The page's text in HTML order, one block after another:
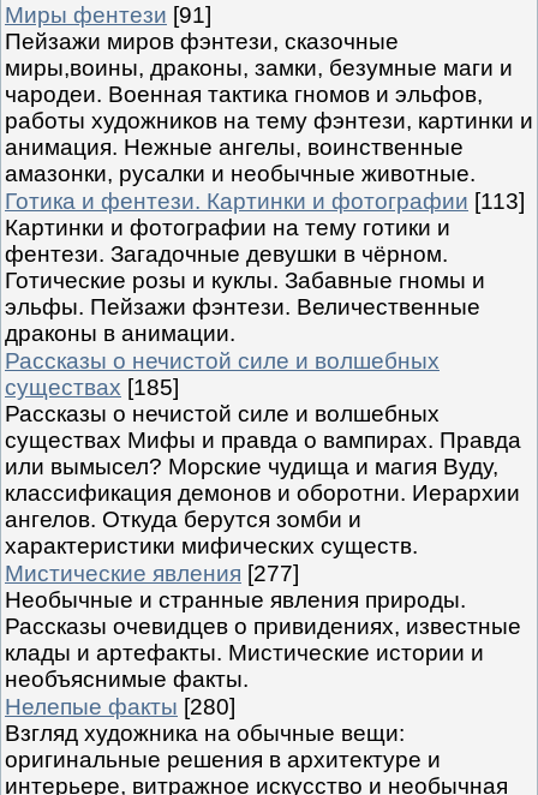
Миры фентези [91]
Пейзажи миров фэнтези, сказочные
миры,воины, драконы, замки, безумные маги и
чародеи. Военная тактика гномов и эльфов,
работы художников на тему фэнтези, картинки и
анимация. Нежные ангелы, воинственные
амазонки, русалки и необычные животные.
Готика и фентези. Картинки и фотографии [113]
Картинки и фотографии на тему готики и
фентези. Загадочные девушки в чёрном.
Готические розы и куклы. Забавные гномы и
эльфы. Пейзажи фэнтези. Величественные
драконы в анимации.
Рассказы о нечистой силе и волшебных
существах [185]
Рассказы о нечистой силе и волшебных
существах Мифы и правда о вампирах. Правда
или вымысел? Морские чудища и магия Вуду,
классификация демонов и оборотни. Иерархии
ангелов. Откуда берутся зомби и
характеристики мифических существ.
Мистические явления [277]
Необычные и странные явления природы.
Рассказы очевидцев о привидениях, известные
клады и артефакты. Мистические истории и
необъяснимые факты.
Нелепые факты [280]
Взгляд художника на обычные вещи:
оригинальные решения в архитектуре и
интерьере, витражное искусство и необычная